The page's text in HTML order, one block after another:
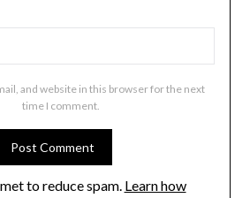
and website in this browser for the next
time I comment.
to reduce spam. Learn how